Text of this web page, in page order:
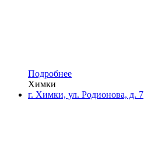
Подробнее
Химки
г. Химки, ул. Родионова, д. 7